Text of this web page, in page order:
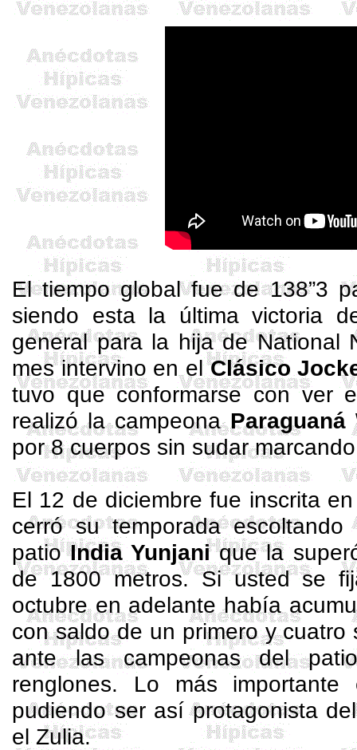
El tiempo global fue de 138”3
siendo esta la última victoria
general para la hija deNational
mes intervino en elClásico
tuvo que conformarse con ver
realizó la campeonaParaguaná
por 8 cuerpos sin sudar
El 12 de diciembre fue inscrita
cerró su temporada
patioIndiaYunjanique la
de 1800 metros. Si usted se
octubre en adelante había
con saldo de un primero y cuatro
ante las campeonas del
renglones. Lo más
pudiendo ser así protagonista
el Zulia.